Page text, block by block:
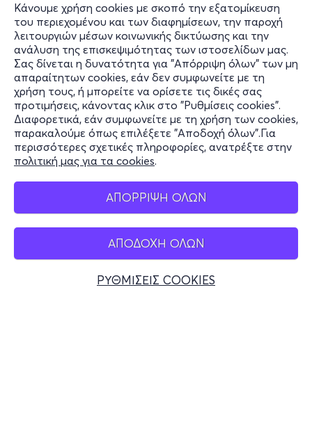
Κάνουμε χρήση cookies με σκοπό την εξατομίκευση
του περιεχομένου και των διαφημίσεων, την παροχή
λειτουργιών μέσων κοινωνικής δικτύωσης και την
ανάλυση της επισκεψιμότητας των ιστοσελίδων μας.
Σας δίνεται η δυνατότητα για "Απόρριψη όλων" των μη
απαραίτητων cookies, εάν δεν συμφωνείτε με τη
χρήση τους, ή μπορείτε να ορίσετε τις δικές σας
προτιμήσεις, κάνοντας κλικ στο "Ρυθμίσεις cookies".
Διαφορετικά, εάν συμφωνείτε με τη χρήση των cookies,
παρακαλούμε όπως επιλέξετε "Αποδοχή όλων".Για
περισσότερες σχετικές πληροφορίες, ανατρέξτε στην
πολιτική μας για τα cookies.
ΑΠΟΡΡΙΨΗ ΟΛΩΝ
ΑΠΟΔΟΧΗ ΟΛΩΝ
ΡΥΘΜΙΣΕΙΣ COOKIES
Πληροφορίες
Υποστήριξη
Stay Connected
Mobile app